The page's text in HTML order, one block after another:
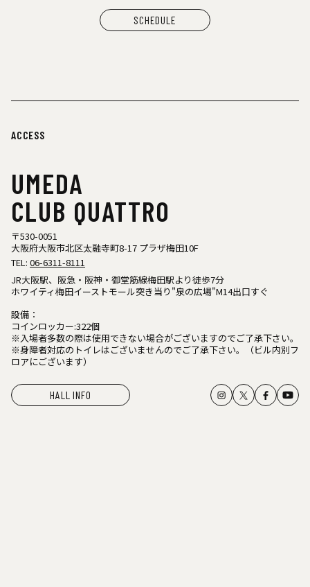
SCHEDULE
ACCESS
UMEDA
CLUB QUATTRO
〒530-0051
大阪府大阪市北区太融寺町8-17 プラザ梅田10F
TEL: 06-6311-8111
JR大阪駅、阪急・阪神・御堂筋線梅田駅より徒歩7分
ホワイティ梅田イーストモール突き当り"泉の広場"M14出口すぐ
設備：
コインロッカー:322個
※入場者多数の際は使用できない場合がございますのでご了承下さい。
※身障者対応のトイレはございませんのでご了承下さい。（ビル内別フ
ロアにございます）
HALL INFO